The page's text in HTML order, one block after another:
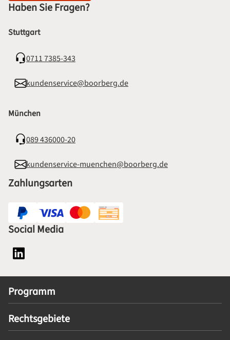
Haben Sie Fragen?
Stuttgart
0711 7385-343
kundenservice@boorberg.de
München
089 436000-20
kundenservice-muenchen@boorberg.de
Zahlungsarten
Social Media
Social Media Plattform LinkedIn
Programm
Rechtsgebiete